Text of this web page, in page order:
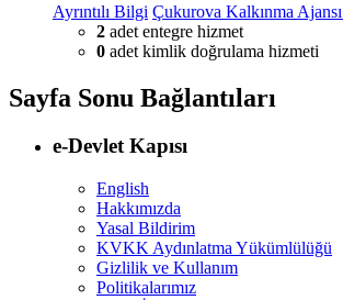
Ayrıntılı Bilgi Çukurova Kalkınma
2 adet entegre hizmet
0 adet kimlik doğrulama hizmeti
Sayfa Sonu Bağlantıları
e-Devlet Kapısı
English
Hakkımızda
Yasal Bildirim
KVKK Aydınlatma Yükümlülüğü
Gizlilik ve Kullanım
Politikalarımız